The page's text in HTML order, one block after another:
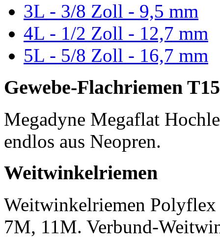
3L - 3/8 Zoll - 9,5 mm
4L - 1/2 Zoll - 12,7 mm
5L - 5/8 Zoll - 16,7 mm
Gewebe-Flachriemen
Megadyne Megaflat
endlos aus Neopren.
Weitwinkelriemen
Weitwinkelriemen
7M, 11M. Verbund-